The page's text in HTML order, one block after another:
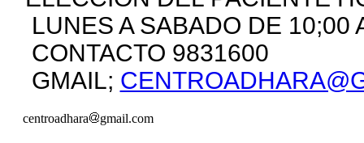
LUNES A SABADO DE 10;00
CONTACTO 9831600
GMAIL;
centroadhara gmail.com